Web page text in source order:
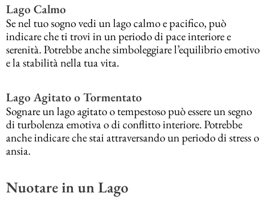
Lago Calmo
Se nel tuo sogno vedi un lago calmo e pacifico, può
indicare che ti trovi in un periodo di pace interiore e
serenità. Potrebbe anche simboleggiare l’equilibrio emotivo
e la stabilità nella tua vita.
Lago Agitato o Tormentato
Sognare un lago agitato o tempestoso può essere un segno
di turbolenza emotiva o di conflitto interiore. Potrebbe
anche indicare che stai attraversando un periodo di stress o
ansia.
Nuotare in un Lago